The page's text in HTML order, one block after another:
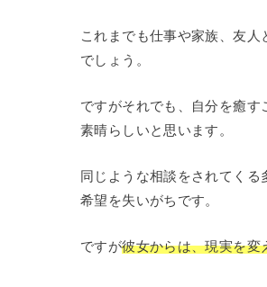
これまでも仕事や家族、友
でしょう。
ですがそれでも、自分を癒
素晴らしいと思います。
同じような相談をされてくる
希望を失いがちです。
ですが彼女からは、現実を変